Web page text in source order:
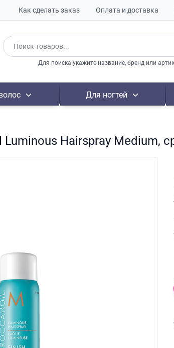
Как сделать заказ Оплата и доставка
Для поиска укажите название, бренд или
Для ногтей
Hairspray Medium,